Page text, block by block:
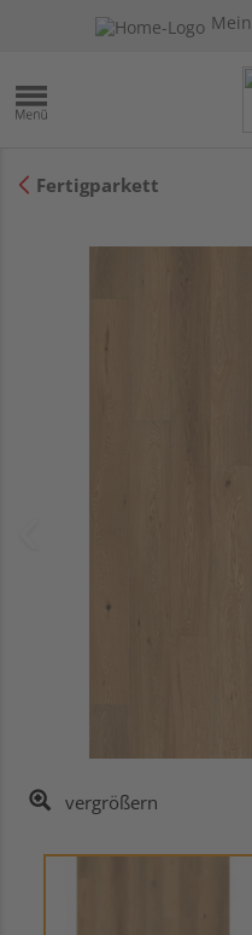
Fertigparkett
vergrößern